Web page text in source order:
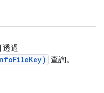
透過
查詢。